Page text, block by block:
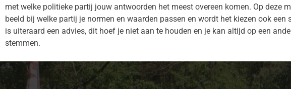
met welke politieke partij jouw antwoorden het meest overeen komen. Op deze
beeld bij welke partij je normen en waarden passen en wordt het kiezen ook een
is uiteraard een advies, dit hoef je niet aan te houden en je kan altijd op een
stemmen.